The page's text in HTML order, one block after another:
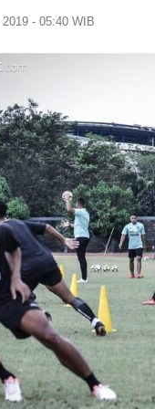
2019 - 05:40 WIB